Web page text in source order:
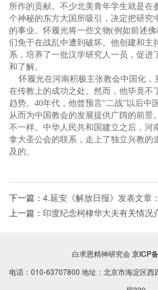
所作的贡献。不少北美青年学生就是在
个神秘的东方大国所吸引，决定把研究
的事业。怀履光将一些文物(例如前述
们免于在战乱中遭到破坏。他创建和主
系，培养了一批汉学研究人一员，促进
和了解。
怀履光在河南积极主张教会中国化，
在传教上的成功之处。然而，他毕竟不
趋势。40年代，他曾预言“二战”以后中
从而为中国教会的发展提供广阔的前景
不一样。中华人民共和国建立之后，河
拿大圣公会的联系，走上了独立兴教的
及的。
下一篇： 4.延安《解放日报》发表文章
上一篇： 印度纪念柯棣华大夫有关情况
白求恩精神研究会京ICP
电话：010-63707800 地址：北京市海淀区西